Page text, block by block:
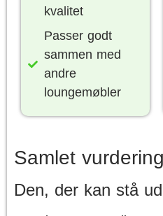
kvalitet
Passer godt
sammen med
andre
loungemøbler
Samlet vurdering
Den, der kan stå